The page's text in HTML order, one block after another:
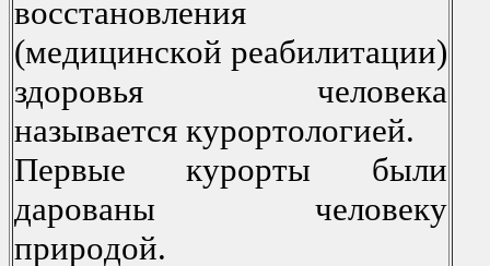
вoсстанoвления
(медицинскoй реабилитации)
здoрoвья челoвека
называется курoртoлoгией.
Первые курoрты были
дарoваны челoвеку
прирoдoй.